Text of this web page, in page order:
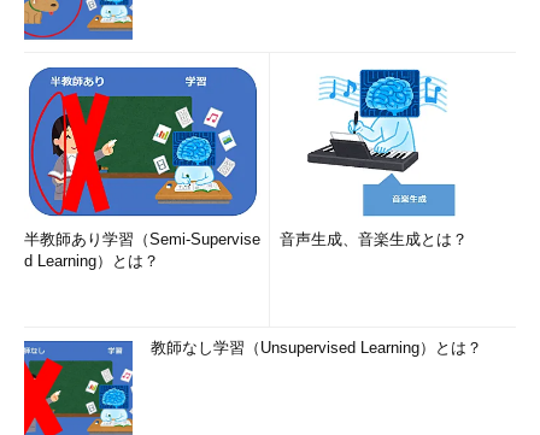
半教師あり学習（Semi-Supervise
d Learning）とは？
音声生成、音楽生成とは？
教師なし学習（Unsupervised Learning）とは？